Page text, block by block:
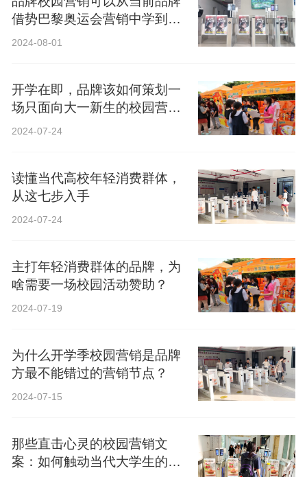
借势巴黎奥运会营销中学到什
么？
2024-08-01
开学在即，品牌该如何策划一
场只面向大一新生的校园营
销？
2024-07-24
读懂当代高校年轻消费群体，
从这七步入手
2024-07-24
主打年轻消费群体的品牌，为
啥需要一场校园活动赞助？
2024-07-19
为什么开学季校园营销是品牌
方最不能错过的营销节点？
2024-07-15
那些直击心灵的校园营销文
案：如何触动当代大学生的心